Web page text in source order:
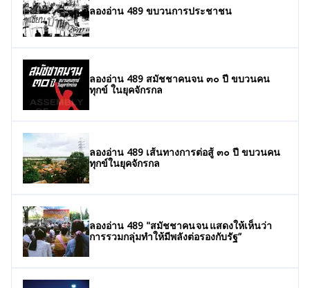
ลองอ่าน 489 ขบวนการประชาชน
ลองอ่าน 489 สมัชชาคนจน ๓๐ ปี ขบวนคน
ทุกข์ ในยุคจักรกล
ลองอ่าน 489 เส้นทางการต่อสู้ ๓๐ ปี ขบวนคน
ทุกข์ในยุคจักรกล
ลองอ่าน 489 "สมัชชาคน จน แสดงให้เห็นว่า
การรวมกลุ่มทำให้มีพลังต่อรองกับรัฐ”